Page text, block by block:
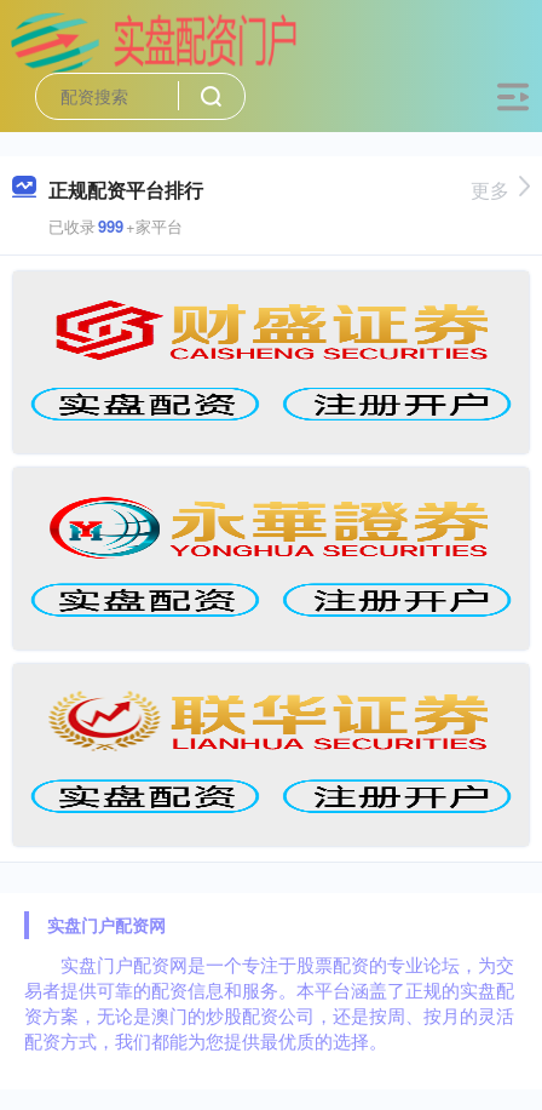
正规配资平台排行
已收录999+家平台
更多
实盘门户配资网
实盘门户配资网是一个专注于股票配资的专业论坛，为交
易者提供可靠的配资信息和服务。本平台涵盖了正规的实盘配
资方案，无论是澳门的炒股配资公司，还是按周、按月的灵活
配资方式，我们都能为您提供最优质的选择。